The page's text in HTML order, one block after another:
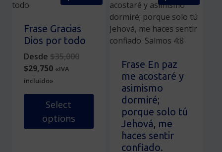
variantes.
Las
opciones
se
pueden
elegir
en
página
de
opciones
pueden
en
la
página
de
producto
Frase Gracias
Dios por todo
Desde $35,000Original
$35,000.
$29,750Current
price
is:
$29,750.
«IVA
incluido»
Select
options
Frase En paz
me acostaré y
asimismo
dormiré;
porque solo tú
Jehová, me
haces sentir
confiado.